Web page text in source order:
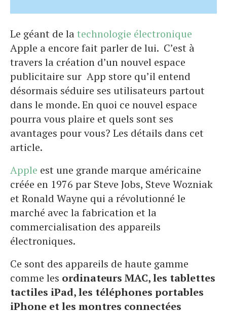
Le géant de latechnologie électronique
Apple a encore fait parler de lui. C’est à
travers la création d’un nouvel espace
publicitaire sur App store qu’il entend
désormais séduire ses utilisateurs partout
dans le monde. En quoi ce nouvel espace
pourra vous plaire et quels sont ses
avantages pour vous? Les détails dans cet
article.
Apple est une grande marque américaine
créée en 1976 par Steve Jobs, Steve Wozniak
et Ronald Wayne qui a révolutionné le
marché avec la fabrication et la
commercialisation des appareils
électroniques.
Ce sont des appareils de haute gamme
comme les ordinateurs MAC, les tablettes
tactiles iPad, les téléphones portables
iPhone et les montres connectées